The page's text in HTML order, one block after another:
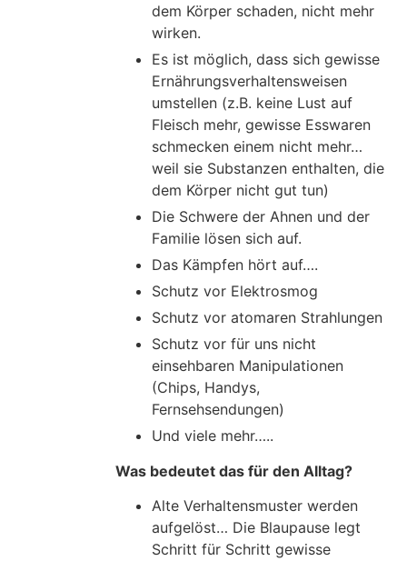
dem Körper schaden, nicht mehr
wirken.
Es ist möglich, dass sich gewisse
Ernährungsverhaltensweisen
umstellen (z.B. keine Lust auf
Fleisch mehr, gewisse Esswaren
schmecken einem nicht mehr…
weil sie Substanzen enthalten, die
dem Körper nicht gut tun)
Die Schwere der Ahnen und der
Familie lösen sich auf.
Das Kämpfen hört auf….
Schutz vor Elektrosmog
Schutz vor atomaren Strahlungen
Schutz vor für uns nicht
einsehbaren Manipulationen
(Chips, Handys,
Fernsehsendungen)
Und viele mehr…..
Was bedeutet das für den Alltag?
Alte Verhaltensmuster werden
aufgelöst… Die Blaupause legt
Schritt für Schritt gewisse